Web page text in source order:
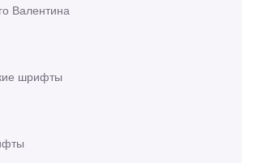
Валентина
шрифты